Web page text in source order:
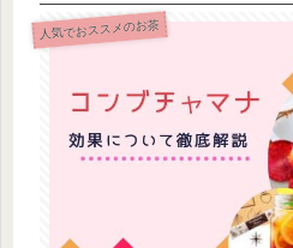
人気でおススメのお茶